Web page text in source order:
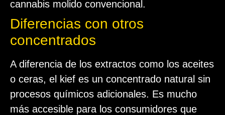
cannabis molido convencional.
Diferencias con otros
concentrados
A diferencia de los extractos como los aceites
o ceras, el kief es un concentrado natural sin
procesos químicos adicionales. Es mucho
más accesible para los consumidores que